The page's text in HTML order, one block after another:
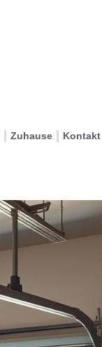
Zuhause Kontakt